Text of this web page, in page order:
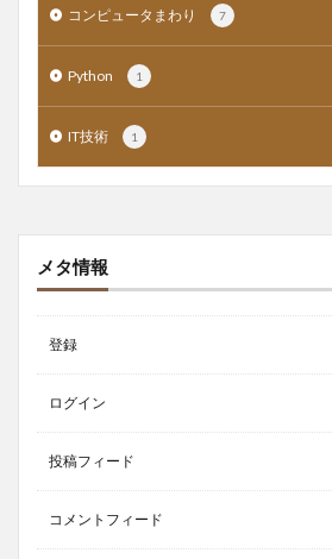
コンピュータまわり 7
Python 1
IT技術 1
メタ情報
登録
ログイン
投稿フィード
コメントフィード